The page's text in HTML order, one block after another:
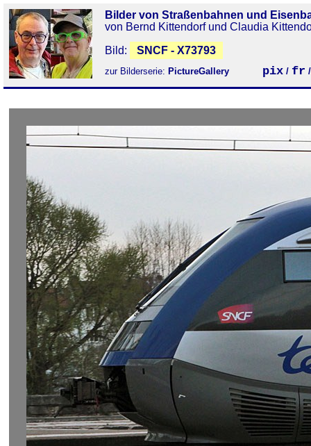
Bilder von Straßenbahnen und
von Bernd Kittendorf und Claudia
Bild:
SNCF - X73793
zur Bilderserie: PictureGallery pix / fr